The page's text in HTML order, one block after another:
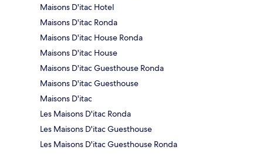
Maisons D'itac Hotel
Maisons D'itac Ronda
Maisons D'itac House Ronda
Maisons D'itac House
Maisons D'itac Guesthouse Ronda
Maisons D'itac Guesthouse
Maisons D'itac
Les Maisons D'itac Ronda
Les Maisons D'itac Guesthouse
Les Maisons D'itac Guesthouse Ronda